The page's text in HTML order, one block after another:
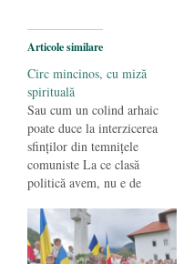
Articole similare
Circ mincinos, cu miză
spirituală
Sau cum un colind arhaic
poate duce la interzicerea
sfinţilor din temniţele
comuniste La ce clasă
politică avem, nu e de
vieţii politice de la noi. Sau
altfel spus: aşa politicieni,
aşa comentatori. Între